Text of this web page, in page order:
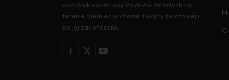
pochówku oraz losy Polaków zmarłych na
terenie Niemiec w czasie II wojny światowej i
po jej zakończeniu.